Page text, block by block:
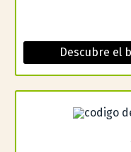
Descubre el